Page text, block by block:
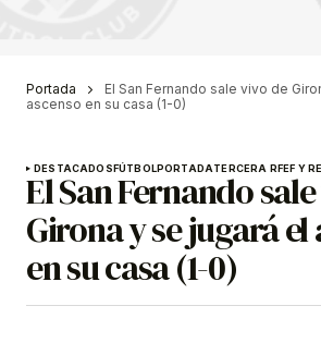
Portada
El San Fernando sale vivo de
ascenso en su casa (1-0)
DESTACADOSFÚTBOLPORTADATERCERA RFEF Y
El San Fernando
Girona y se jugará el
en su casa (1-0)